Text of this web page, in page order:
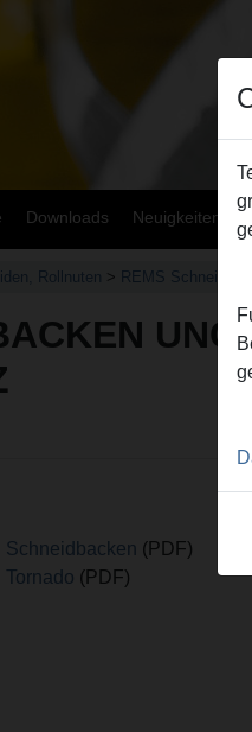
Downloads Neuigkeiten
Rollnuten > REMS
UNC
Schneidbacken (PDF)
(PDF)